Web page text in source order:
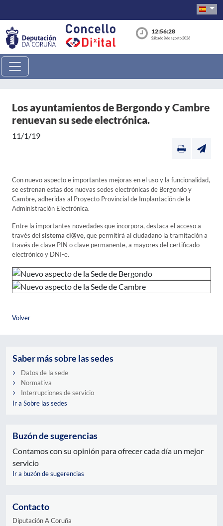
12:56:29
Sábado 8 de agosto 2026
Los ayuntamientos de Bergondo y Cambre
renuevan su sede electrónica.
11/1/19
Con nuevo aspecto e importantes mejoras en el uso y la funcionalidad,
se estrenan estas dos nuevas sedes electrónicas de Bergondo y
Cambre, adheridas al Proyecto Provincial de Implantación de la
Administración Electrónica.
Entre la importantes novedades que incorpora, destaca el acceso a
través delsistema cl@ve, que permitirá al ciudadano la tramitación a
través de clave PIN o clave permanente, a mayores del certificado
electrónico y DNI-e.
Volver
Saber más sobre las sedes
Datos de la sede
Normativa
Interrupciones de servicio
Ir a Sobre las sedes
Buzón de sugerencias
Contamos con su opinión para ofrecer cada día un mejor
servicio
Ir a buzón de sugerencias
Contacto
Diputación A Coruña